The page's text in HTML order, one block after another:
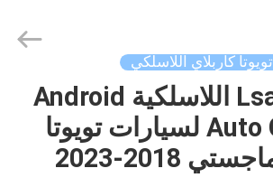
تويوتا كاربلاي اللاسلكي
واجهة Lsailt اللاسلكية Android
Auto Carplay لسيارات تويوتا